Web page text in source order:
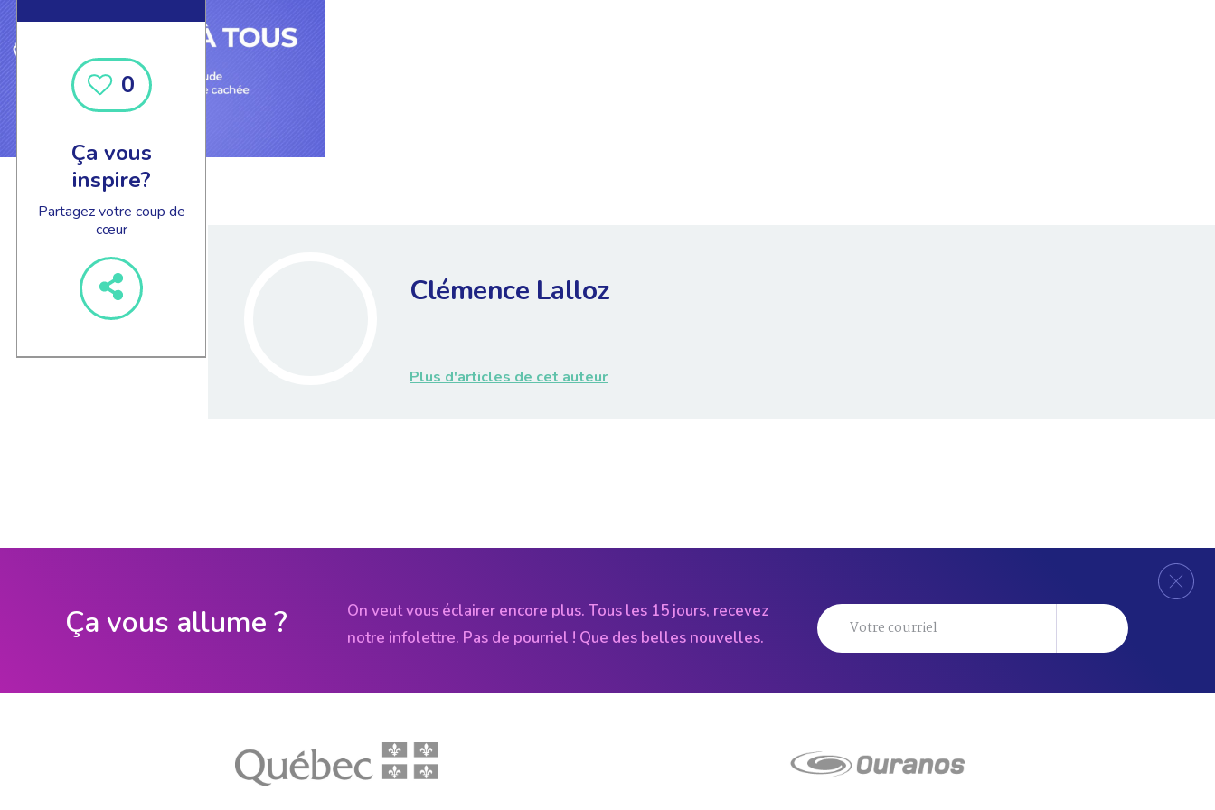
0
Ça vous
inspire?
Partagez votre coup de
cœur
Clémence Lalloz
Plus d'articles de cet auteur
Ça vous allume ?
On veut vous éclairer encore plus. Tous les 15 jours, recevez
notre infolettre. Pas de pourriel ! Que des belles nouvelles.